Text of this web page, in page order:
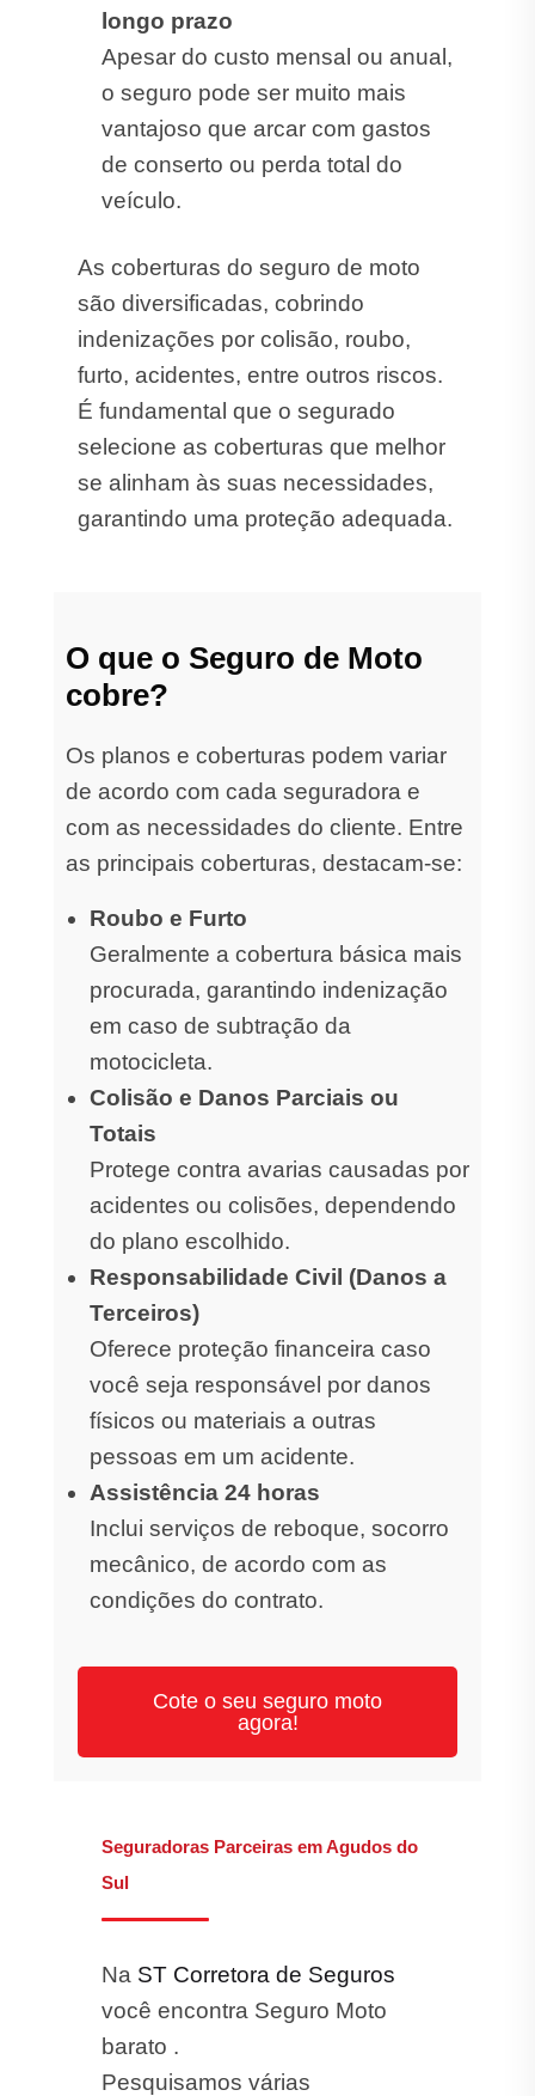
longo prazo
Apesar do custo mensal ou anual,
o seguro pode ser muito mais
vantajoso que arcar com gastos
de conserto ou perda total do
veículo.
As coberturas do seguro de moto
são diversificadas, cobrindo
indenizações por colisão, roubo,
furto, acidentes, entre outros riscos.
É fundamental que o segurado
selecione as coberturas que melhor
se alinham às suas necessidades,
garantindo uma proteção adequada.
O que o Seguro de Moto
cobre?
Os planos e coberturas podem variar
de acordo com cada seguradora e
com as necessidades do cliente. Entre
as principais coberturas, destacam-se:
Roubo e Furto
Geralmente a cobertura básica mais
procurada, garantindo indenização
em caso de subtração da
motocicleta.
Colisão e Danos Parciais ou
Totais
Protege contra avarias causadas por
acidentes ou colisões, dependendo
do plano escolhido.
Responsabilidade Civil (Danos a
Terceiros)
Oferece proteção financeira caso
você seja responsável por danos
físicos ou materiais a outras
pessoas em um acidente.
Assistência 24 horas
Inclui serviços de reboque, socorro
mecânico, de acordo com as
condições do contrato.
Cote o seu seguro moto
agora!
Seguradoras Parceiras em Agudos do
Sul
Na ST Corretora de Seguros
você encontra Seguro Moto
barato .
Pesquisamos várias